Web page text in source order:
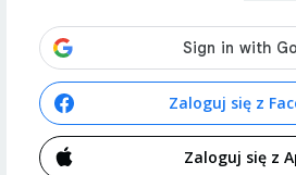
Zaloguj się z
Zaloguj się z